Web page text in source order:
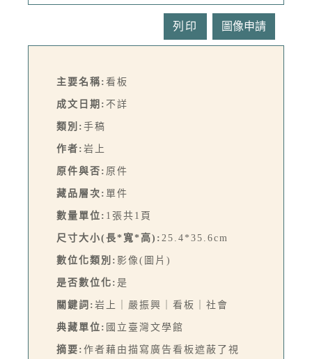
列印
主要名稱: 看板
成文日期: 不詳
類別: 手稿
作者: 岩上
原件與否: 原件
藏品層次: 單件
數量單位: 1張共1頁
尺寸大小(長*寬*高): 25.4*35.6cm
數位化類別: 影像(圖片)
是否數位化: 是
關鍵詞: 岩上｜嚴振興｜看板｜社會
典藏單位: 國立臺灣文學館
摘要: 作者藉由描寫廣告看板遮蔽了視